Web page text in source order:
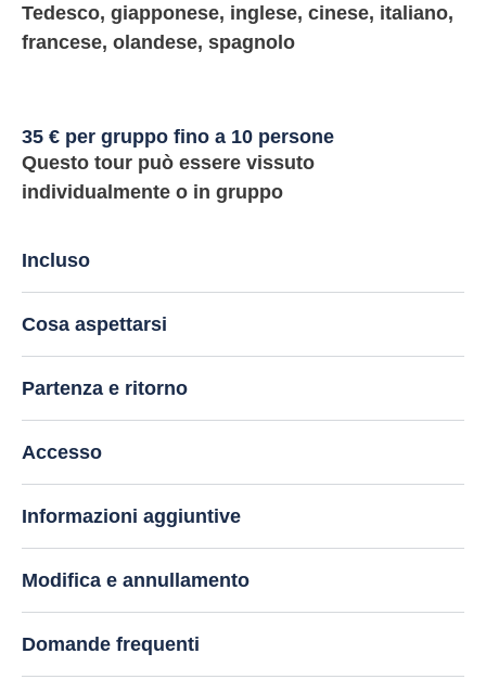
Tedesco, giapponese, inglese, cinese, italiano,
francese, olandese, spagnolo
35 € per gruppo fino a 10 persone
Questo tour può essere vissuto
individualmente o in gruppo
Incluso
Cosa aspettarsi
Partenza e ritorno
Accesso
Informazioni aggiuntive
Modifica e annullamento
Domande frequenti